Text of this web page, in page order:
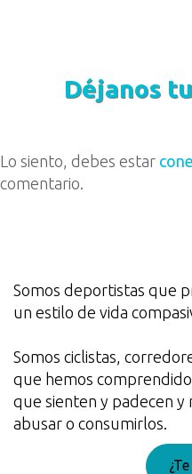
Déjanos
Lo siento, debes estar
comentario.
Somos deportistas que
un estilo de vida
Somos ciclistas,
que hemos
que sienten y padecen y
abusar o consumirlos.